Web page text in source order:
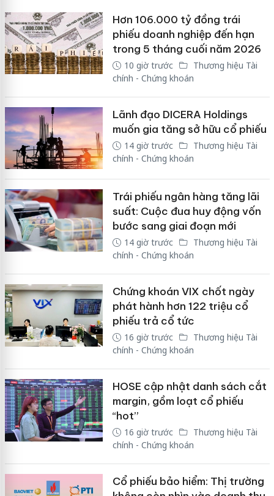
Hơn 106.000 tỷ đồng trái
phiếu doanh nghiệp đến hạn
trong 5 tháng cuối năm 2026
10 giờ trước
Thương hiệu Tài
chính - Chứng khoán
Lãnh đạo DICERA Holdings
muốn gia tăng sở hữu cổ phiếu
14 giờ trước
Thương hiệu Tài
chính - Chứng khoán
Trái phiếu ngân hàng tăng lãi
suất: Cuộc đua huy động vốn
bước sang giai đoạn mới
14 giờ trước
Thương hiệu Tài
chính - Chứng khoán
Chứng khoán VIX chốt ngày
phát hành hơn 122 triệu cổ
phiếu trả cổ tức
16 giờ trước
Thương hiệu Tài
chính - Chứng khoán
HOSE cập nhật danh sách cắt
margin, gồm loạt cổ phiếu
“hot”
16 giờ trước
Thương hiệu Tài
chính - Chứng khoán
Cổ phiếu bảo hiểm: Thị trường